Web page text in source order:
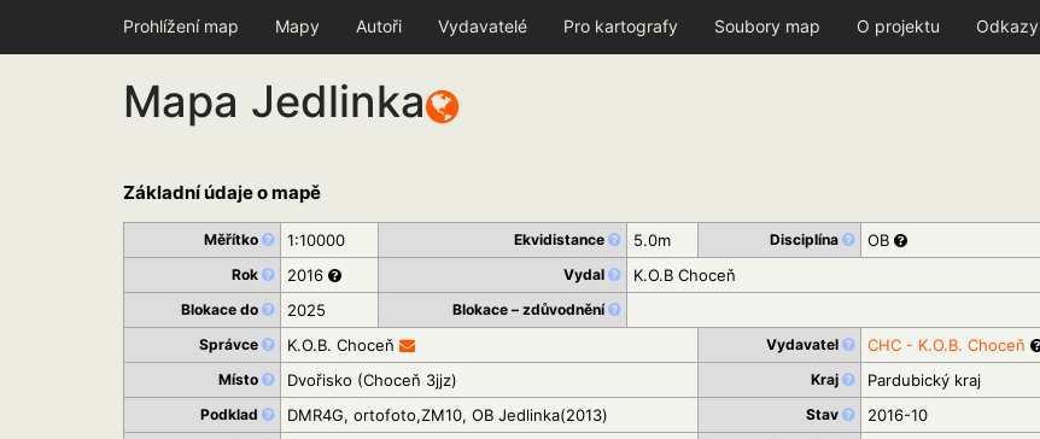
Prohlížení map Mapy Autoři Vydavatelé Pro kartografy Soubory map O projektu Odkazy
Mapa Jedlinka
Základní údaje o mapě
Měřítko 1:10000 Ekvidistance 5.0m Disciplína OB
Rok 2016 Vydal K.O.B Choceň
Blokace do 2025
Blokace – zdůvodnění
Správce
K.O.B. Choceň Vydavatel CHC - K.O.B. Choceň
Místo Dvořisko (Choceň 3jjz) Kraj Pardubický kraj
Podklad DMR4G, ortofoto,ZM10, OB Jedlinka(2013) Stav 2016-10